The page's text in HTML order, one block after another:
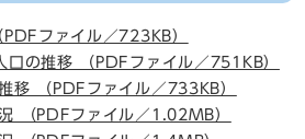
ファイル／723KB）
口の推移 （PDFファイル／751KB）
移 （PDFファイル／733KB）
（PDFファイル／1.02MB）